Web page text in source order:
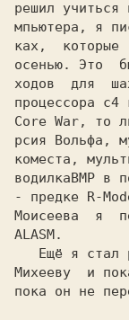
решил
мпьютера, я
ках,  которые
осенью. Это
ходов  для
процессора с
Core War, то
рсия Вольфа,
коместа,
водилка
- предке
Моисеева  я
ALASM.
Михееву  и
пока он не